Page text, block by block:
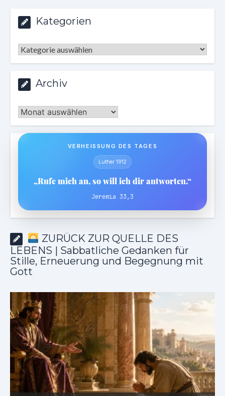
Kategorien
Kategorien
Archiv
Archiv
VERHEISSUNG DES TAGES
Luther 1912
„Rufe mich an, so will ich dir antworten.“
Jeremia 33,3
ZURÜCK ZUR QUELLE DES
LEBENS | Sabbatliche Gedanken für
Stille, Erneuerung und Begegnung mit
Gott